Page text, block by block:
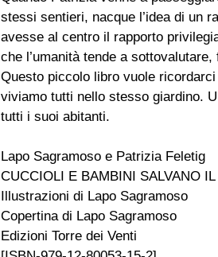
stessi sentieri, nacque l’idea di un
avesse al centro il rapporto
che l’umanità tende a
Questo piccolo libro vuole
viviamo tutti nello stesso giardino.
tutti i suoi abitanti.
Lapo Sagramoso e Patrizia Feletig
CUCCIOLI E BAMBINI SALVANO
Illustrazioni di Lapo Sagramoso
Copertina di Lapo Sagramoso
Edizioni Torre dei Venti